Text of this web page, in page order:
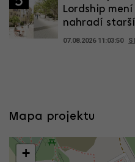
Lordship
nahradí
07.08.2026 11:03:50
Mapa projektu
+